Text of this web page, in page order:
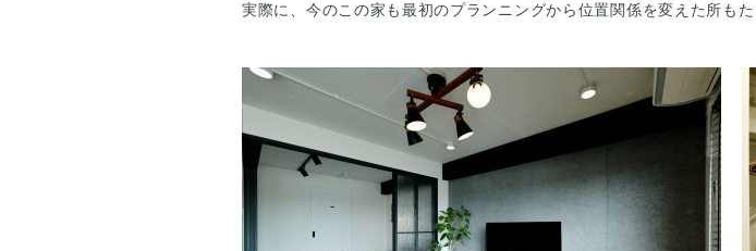
実際に、今のこの家も最初のプランニングから位置関係を変えた所も